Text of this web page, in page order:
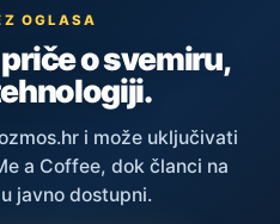
OGLASA
o svemiru,
i može uključivati
a Coffee, dok članci na
javno dostupni.